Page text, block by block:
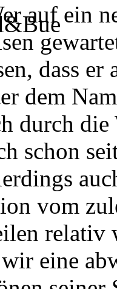
auf ein
dass
dem
durch die
schon
vom
relativ
eine